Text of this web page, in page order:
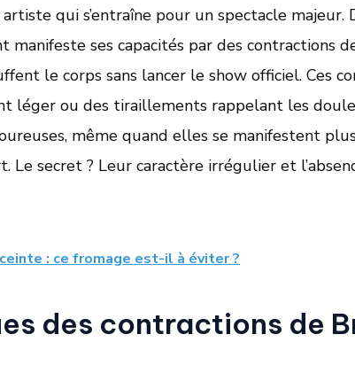
qui s’entraîne pour un spectacle majeur.
manifeste ses capacités par des contractions
le corps sans lancer le show officiel. Ces
léger ou des tiraillements rappelant les
même quand elles se manifestent
Le secret ? Leur caractère irrégulier et
: ce fromage est-il à éviter ?
des contractions de